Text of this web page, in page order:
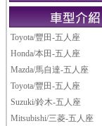
Toyota/豐田-五人座
Honda/本田-五人座
Mazda/馬自達-五人座
Toyota/豐田-五人座
Suzuki/鈴木-五人座
Mitsubishi/三菱-五人座